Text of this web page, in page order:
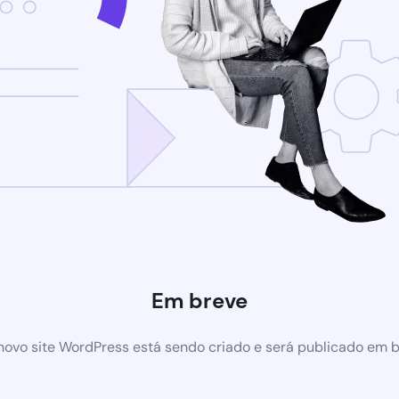
Em breve
site WordPress está sendo criado e será publicado em